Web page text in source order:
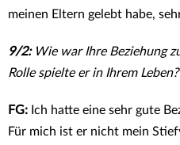
meinen Eltern gelebt habe,
9/2: Wie war Ihre Beziehung
Rolle spielte er in Ihrem Leben?
FG: Ich hatte eine sehr gute
Für mich ist er nicht mein